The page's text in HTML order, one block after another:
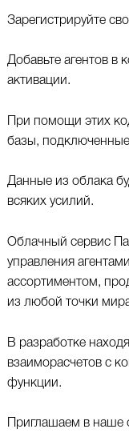
Зарегистрируйте
Добавьте агентов в
активации.
При помощи этих
базы,
Данные из облака
всяких усилий.
Облачный сервис
управления
ассортиментом,
из любой точки
В разработке
взаиморасчетов с
функции.
Приглашаем в наше